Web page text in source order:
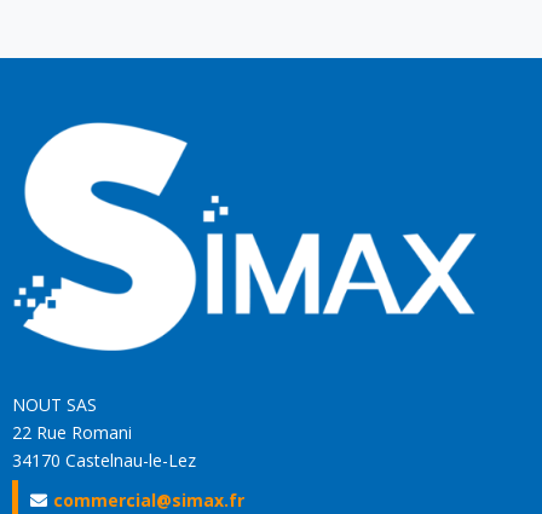
NOUT SAS
22 Rue Romani
34170 Castelnau-le-Lez
commercial@simax.fr